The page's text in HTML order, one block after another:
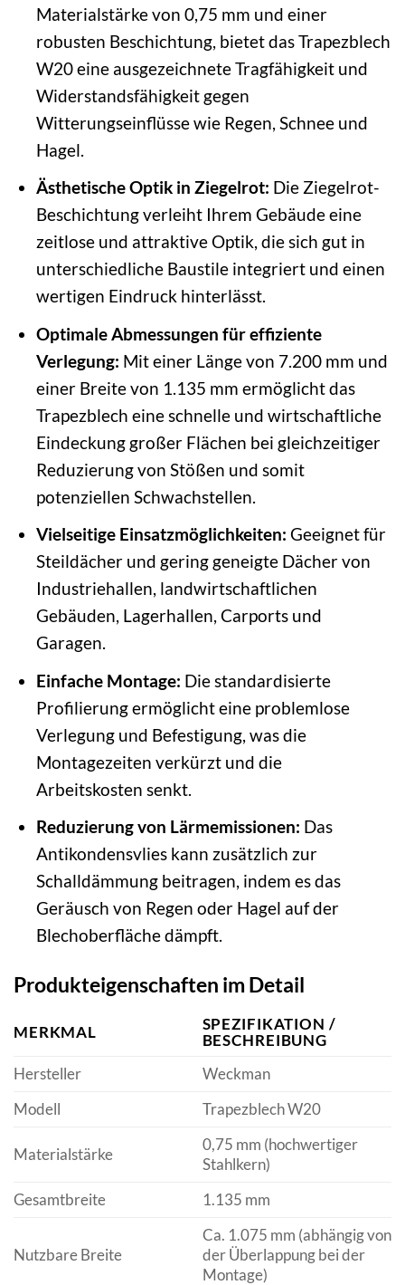
Materialstärke von 0,75 mm und einer
robusten Beschichtung, bietet das Trapezblech
W20 eine ausgezeichnete Tragfähigkeit und
Widerstandsfähigkeit gegen
Witterungseinflüsse wie Regen, Schnee und
Hagel.
Ästhetische Optik in Ziegelrot: Die Ziegelrot-
Beschichtung verleiht Ihrem Gebäude eine
zeitlose und attraktive Optik, die sich gut in
unterschiedliche Baustile integriert und einen
wertigen Eindruck hinterlässt.
Optimale Abmessungen für effiziente
Verlegung: Mit einer Länge von 7.200 mm und
einer Breite von 1.135 mm ermöglicht das
Trapezblech eine schnelle und wirtschaftliche
Eindeckung großer Flächen bei gleichzeitiger
Reduzierung von Stößen und somit
potenziellen Schwachstellen.
Vielseitige Einsatzmöglichkeiten: Geeignet für
Steildächer und gering geneigte Dächer von
Industriehallen, landwirtschaftlichen
Gebäuden, Lagerhallen, Carports und
Garagen.
Einfache Montage: Die standardisierte
Profilierung ermöglicht eine problemlose
Verlegung und Befestigung, was die
Montagezeiten verkürzt und die
Arbeitskosten senkt.
Reduzierung von Lärmemissionen: Das
Antikondensvlies kann zusätzlich zur
Schalldämmung beitragen, indem es das
Geräusch von Regen oder Hagel auf der
Blechoberfläche dämpft.
Produkteigenschaften im Detail
MERKMAL
SPEZIFIKATION /
BESCHREIBUNG
Hersteller
Weckman
Modell
Trapezblech W20
Materialstärke
0,75 mm (hochwertiger
Stahlkern)
Gesamtbreite
1.135 mm
Nutzbare Breite
Ca. 1.075 mm (abhängig von
der Überlappung bei der
Montage)